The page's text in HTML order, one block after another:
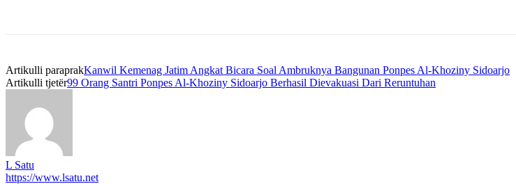
Artikulli paraprakKanwil Kemenag Jatim Angkat Bicara Soal Ambruknya Bangunan Ponpes Al-Khoziny Sidoarjo
Artikulli tjetër99 Orang Santri Ponpes Al-Khoziny Sidoarjo Berhasil Dievakuasi Dari Reruntuhan
L Satu
https://www.lsatu.net